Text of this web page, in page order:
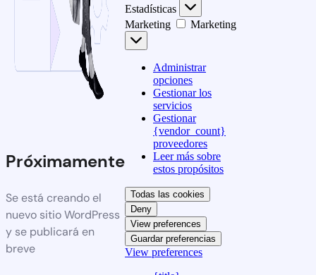
Próximamente
Se está creando el
nuevo sitio WordPress
y se publicará en
breve
Estadísticas
Marketing
Marketing
Administrar
opciones
Gestionar los
servicios
Gestionar
{vendor_count}
proveedores
Leer más sobre
estos propósitos
Todas las cookies
Deny
View preferences
Guardar preferencias
View preferences